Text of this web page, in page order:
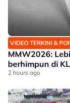
VIDEO TERKINI &
MMW2026:
berhimpun di
2 hours ago